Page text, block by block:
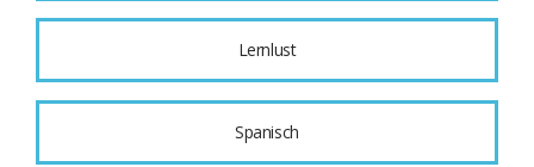
Lernlust
Spanisch